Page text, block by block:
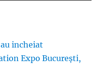
incheiat
Expo București,